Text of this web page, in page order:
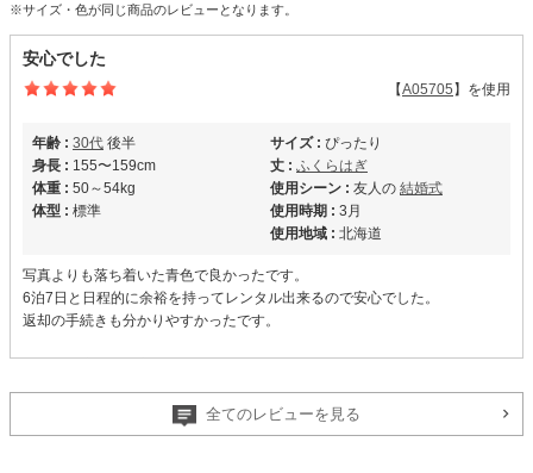
※サイズ・色が同じ商品のレビューとなります。
安心でした
【A05705 】を使用
年齢 : 30代 後半
身長 : 155〜159cm
体重 : 50～54kg
体型 : 標準
サイズ : ぴったり
丈 : ふくらはぎ
使用シーン : 友人の 結婚式
使用時期 : 3月
使用地域 : 北海道
写真よりも落ち着いた青色で良かったです。
6泊7日と日程的に余裕を持ってレンタル出来るので安心でした。
返却の手続きも分かりやすかったです。
全てのレビューを見る